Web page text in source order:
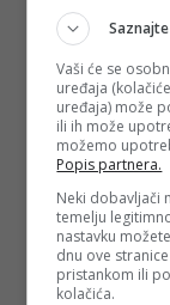
Vaši će se
uređaja
uređaja) može
ili ih može
možemo
Popis partnera.
Neki dobavljači
temelju
nastavku
dnu ove
pristankom ili
kolačića.